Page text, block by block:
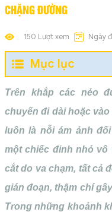
CHẶNG ĐƯỜNG
150 Lượt xem Ngày
Mục lục
Trên khắp các nẻo
chuyến đi dài hoặc
luôn là nỗi ám ảnh
một chiếc đinh nhỏ vô
cắt do va chạm, tất cả
gián đoạn, thậm chí
Trong những khoảnh